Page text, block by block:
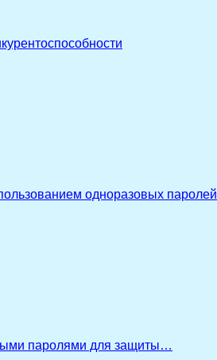
одноразовых паролей
паролями для защиты…